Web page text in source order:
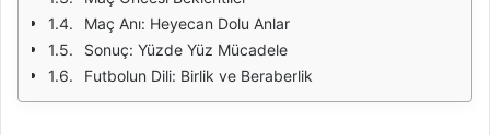
Maç Anı: Heyecan Dolu Anlar
Sonuç: Yüzde Yüz Mücadele
Futbolun Dili: Birlik ve Beraberlik